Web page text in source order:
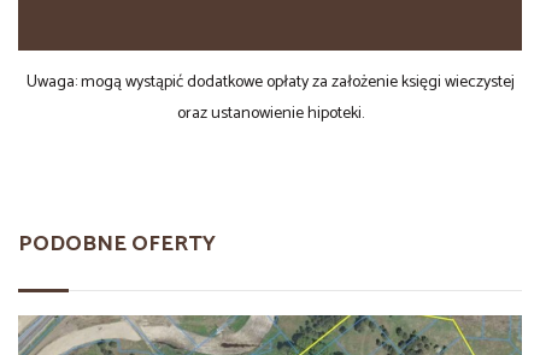
Uwaga: mogą wystąpić dodatkowe opłaty za założenie księgi wieczystej
oraz ustanowienie hipoteki.
PODOBNE OFERTY